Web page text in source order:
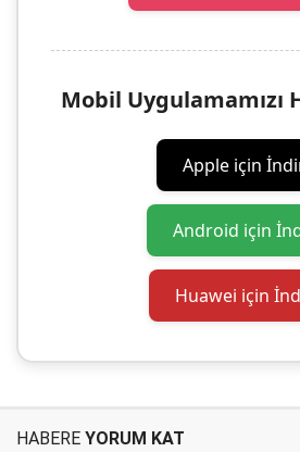
Mobil Uygulamamızı
Apple için
Android için
Huawei için
HABERE YORUM KAT